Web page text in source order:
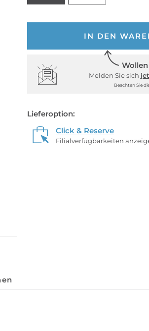
IN DEN
Wollen
Melden Sie sich
Beachten Sie
Lieferoption:
Click & Reserve
Filialverfügbarkeiten